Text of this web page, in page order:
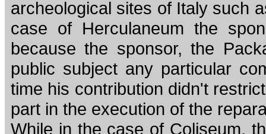
archeological sites of Italy such
case of Herculaneum the
because the sponsor, the
public subject any particular
time his contribution didn't
part in the execution of the
While in the case of Coliseum,